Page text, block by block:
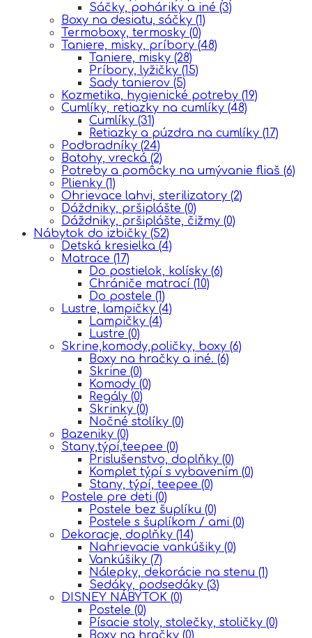
Sáčky, poháriky a iné (3)
Boxy na desiatu, sáčky (1)
Termoboxy, termosky (0)
Taniere, misky, príbory (48)
Taniere, misky (28)
Príbory, lyžičky (15)
Sady tanierov (5)
Kozmetika, hygienické potreby (19)
Cumlíky, retiazky na cumlíky (48)
Cumlíky (31)
Retiazky a púzdra na cumlíky (17)
Podbradníky (24)
Batohy, vrecká (2)
Potreby a pomôcky na umývanie fliaš (6)
Plienky (1)
Ohrievace lahvi, sterilizatory (2)
Dáždniky, pršiplášte (0)
Dáždniky, pršiplášte, čižmy (0)
Nábytok do izbičky (52)
Detská kresielka (4)
Matrace (17)
Do postielok, kolísky (6)
Chrániče matrací (10)
Do postele (1)
Lustre, lampičky (4)
Lampičky (4)
Lustre (0)
Skrine,komody,poličky, boxy (6)
Boxy na hračky a iné. (6)
Skrine (0)
Komody (0)
Regály (0)
Skrinky (0)
Nočné stolíky (0)
Bazeniky (0)
Stany,týpí,teepee (0)
Prislušenstvo, doplňky (0)
Komplet týpí s vybavením (0)
Stany, týpí, teepee (0)
Postele pre deti (0)
Postele bez šuplíku (0)
Postele s šuplíkom / ami (0)
Dekoracje, doplňky (14)
Nahrievacie vankúšiky (0)
Vankúšiky (7)
Nálepky, dekorácie na stenu (1)
Sedáky, podsedáky (3)
DISNEY NÁBYTOK (0)
Postele (0)
Písacie stoly, stolečky, stoličky (0)
Boxy na hračky (0)